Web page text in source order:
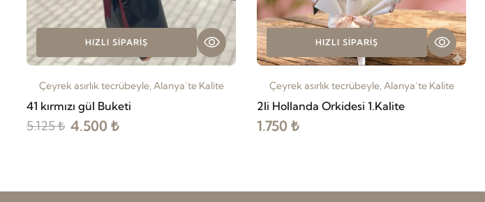
HIZLI SIPARIŞ
Çeyrek asırlık tecrübeyle, Alanya’te Kalite
41 kırmızı gül Buketi
5.125 ₺ 4.500 ₺
HIZLI SIPARIŞ
Çeyrek asırlık tecrübeyle, Alanya’te Kalite
2li Hollanda Orkidesi 1.Kalite
1.750 ₺